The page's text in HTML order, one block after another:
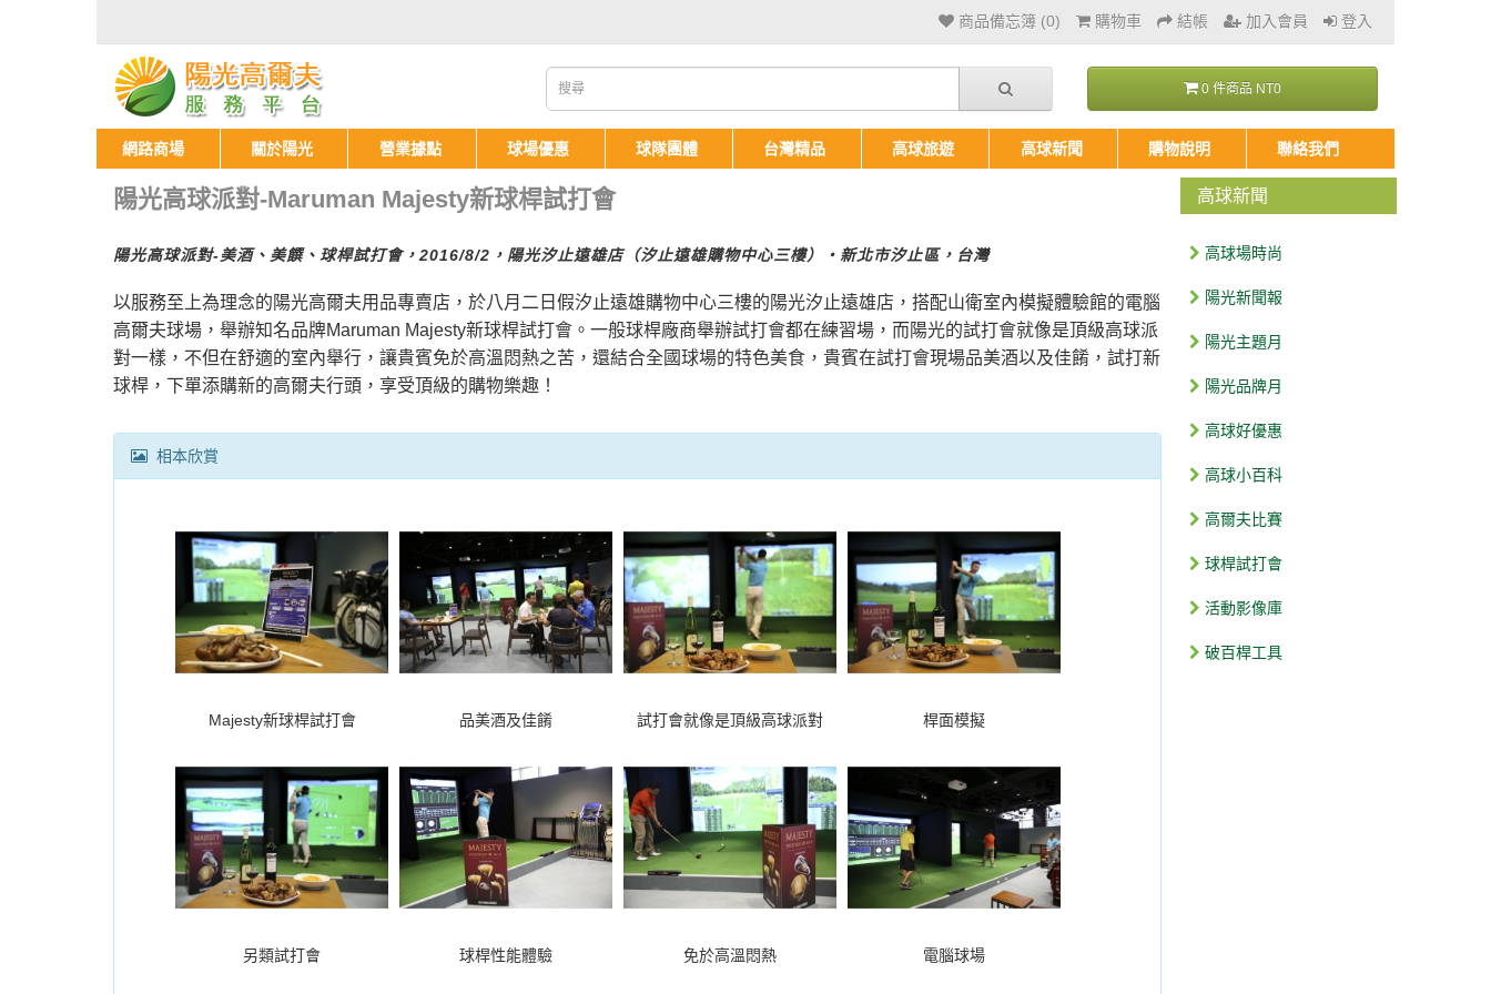
商品備忘簿 (0) 購物車 結帳 加入會員 登入
0 件商品 NT0
網路商場 關於陽光 營業據點 球場優惠 球隊團體 台灣精品 高球旅遊 高球新聞 購物說明 聯絡我們
陽光高球派對-Maruman Majesty新球桿試打會
陽光高球派對-美酒、美饌、球桿試打會，2016/8/2，陽光汐止遠雄店（汐止遠雄購物中心三樓）‧新北市汐止區，台灣
以服務至上為理念的陽光高爾夫用品專賣店，於八月二日假汐止遠雄購物中心三樓的陽光汐止遠雄店，搭配山衛室內模擬體驗館的電腦
高爾夫球場，舉辦知名品牌Maruman Majesty新球桿試打會。一般球桿廠商舉辦試打會都在練習場，而陽光的試打會就像是頂級高球派
對一樣，不但在舒適的室內舉行，讓貴賓免於高溫悶熱之苦，還結合全國球場的特色美食，貴賓在試打會現場品美酒以及佳餚，試打新
球桿，下單添購新的高爾夫行頭，享受頂級的購物樂趣！
相本欣賞
Majesty新球桿試打會 品美酒及佳餚 試打會就像是頂級高球派對 桿面模擬
另類試打會 球桿性能體驗 免於高溫悶熱 電腦球場
高球新聞
高球場時尚
陽光新聞報
陽光主題月
陽光品牌月
高球好優惠
高球小百科
高爾夫比賽
球桿試打會
活動影像庫
破百桿工具